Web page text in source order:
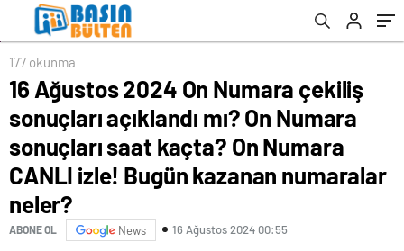
saat kaçta? On Numara CANLI izle! Bugün
kazanan numaralar neler?
177 okunma
16 Ağustos 2024 On Numara çekiliş
sonuçları açıklandı mı? On Numara
sonuçları saat kaçta? On Numara
CANLI izle! Bugün kazanan numaralar
neler?
ABONE OL News 16 Ağustos 2024 00:55